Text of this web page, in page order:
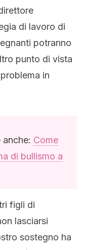
di lavoro di
potranno
punto di vista
in
Come
di bullismo a
figli di
lasciarsi
sostegno ha